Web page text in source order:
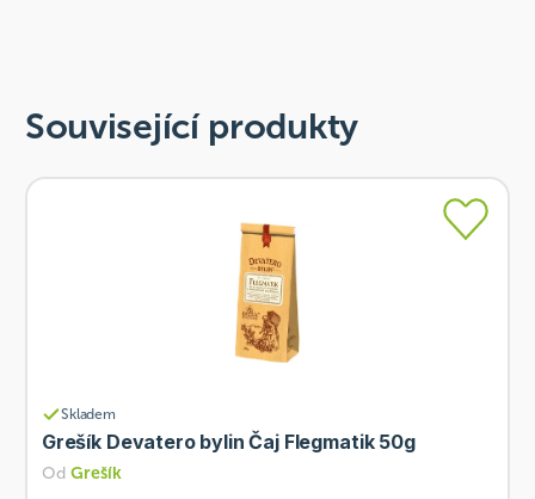
Související produkty
Skladem
Grešík Devatero bylin Čaj Flegmatik 50g
Od Grešík